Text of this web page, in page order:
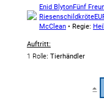
Enid BlytonFünf
Riesenschildkröte
McClean• Regie:
Auftritt:
1 Rolle: Tierhändler